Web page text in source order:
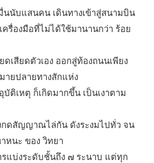
นับแสนคน เดินทางเข้าสู่สนามบิน
รื่องมือที่ไม่ได้ใช้มานานกว่า ร้อย
เสียดตัวเอง ออกสู่ท้องถนนเพียง
ายปลายทางสักแห่ง
ติเหตุ ก็เกิดมากขึ้น เป็นเงาตาม
กดสัญญาณไล่กัน ดังระงมไปทั่ว จน
หนะ ของ วิทยา
แบ่งระดับชั้นถึง ๗ ระนาบ แต่ทุก